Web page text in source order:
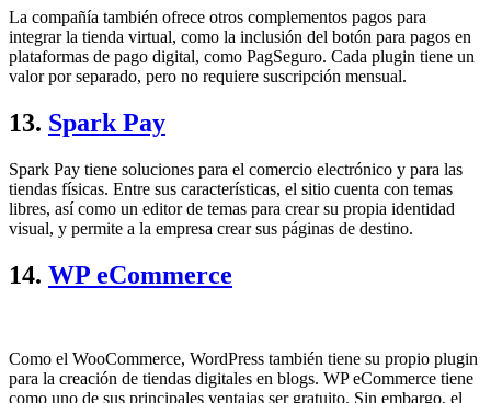
La compañía también ofrece otros complementos pagos para
integrar la tienda virtual, como la inclusión del botón para pagos en
plataformas de pago digital, como PagSeguro. Cada plugin tiene un
valor por separado, pero no requiere suscripción mensual.
13. Spark Pay
Spark Pay tiene soluciones para el comercio electrónico y para las
tiendas físicas. Entre sus características, el sitio cuenta con temas
libres, así como un editor de temas para crear su propia identidad
visual, y permite a la empresa crear sus páginas de destino.
14. WP eCommerce
Como el WooCommerce, WordPress también tiene su propio plugin
para la creación de tiendas digitales en blogs. WP eCommerce tiene
como uno de sus principales ventajas ser gratuito. Sin embargo, el